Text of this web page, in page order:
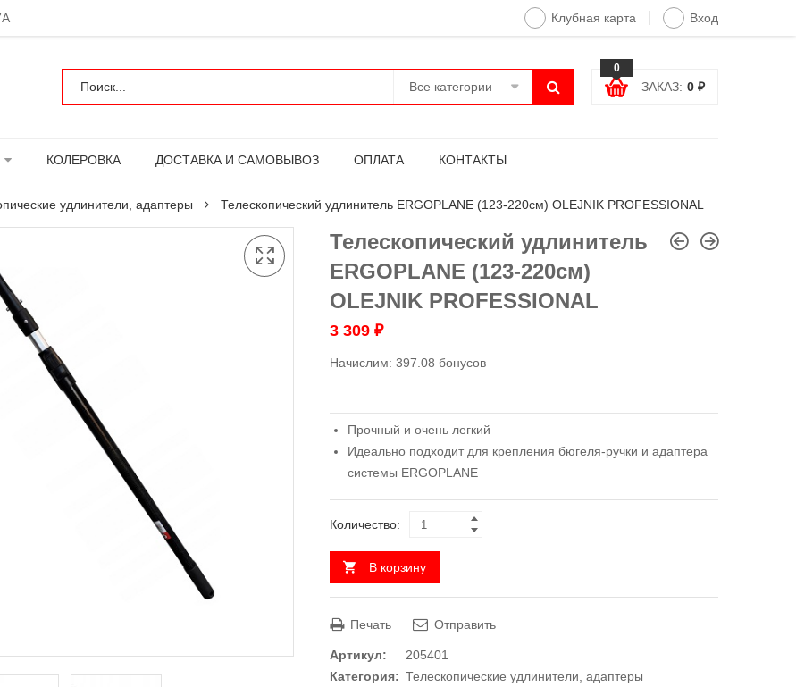
Клубная карта Вход
Все категории
0
ЗАКАЗ: 0 ₽
КОЛЕРОВКА ДОСТАВКА И САМОВЫВОЗ ОПЛАТА КОНТАКТЫ
удлинители, адаптеры Телескопический удлинитель ERGOPLANE (123-220см) OLEJNIK PROFESSIONAL
Телескопический удлинитель
ERGOPLANE (123-220см)
OLEJNIK PROFESSIONAL
3 309 ₽
Начислим: 397.08 бонусов
Прочный и очень легкий
Идеально подходит для крепления бюгеля-ручки и адаптера
системы ERGOPLANE
Количество:
В корзину
Печать Отправить
Артикул:
205401
Категория: Телескопические удлинители, адаптеры